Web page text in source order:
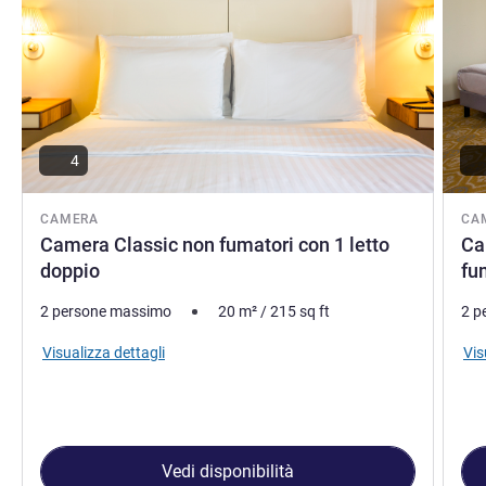
CAMERA
Camera Classic non fumatori con 1 letto
doppio
4
2 persone massimo 20 m²/215sq ft
Visualizza dettagli
Vedi disponibilità
2